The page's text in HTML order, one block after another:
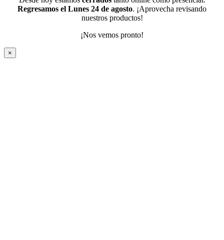
Regresamos el Lunes 24 de agosto. ¡Aprovecha revisando
nuestros productos!
¡Nos vemos pronto!
×